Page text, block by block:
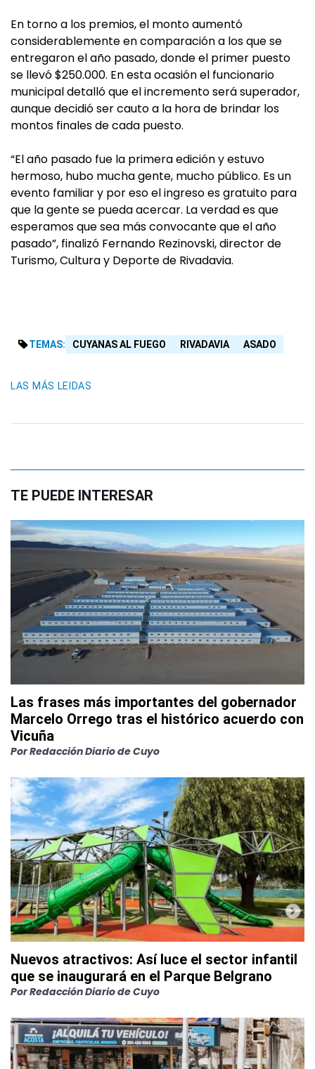
En torno a los premios, el monto aumentó
considerablemente en comparación a los que se
entregaron el año pasado, donde el primer puesto
se llevó $250.000. En esta ocasión el funcionario
municipal detalló que el incremento será superador,
aunque decidió ser cauto a la hora de brindar los
montos finales de cada puesto.
“El año pasado fue la primera edición y estuvo
hermoso, hubo mucha gente, mucho público. Es un
evento familiar y por eso el ingreso es gratuito para
que la gente se pueda acercar. La verdad es que
esperamos que sea más convocante que el año
pasado”, finalizó Fernando Rezinovski, director de
Turismo, Cultura y Deporte de Rivadavia.
TEMAS: CUYANAS AL FUEGO RIVADAVIA ASADO
LAS MÁS LEIDAS
TE PUEDE INTERESAR
Las frases más importantes del gobernador
Marcelo Orrego tras el histórico acuerdo con
Vicuña
PorRedacción Diario de Cuyo
Nuevos atractivos: Así luce el sector infantil
que se inaugurará en el Parque Belgrano
PorRedacción Diario de Cuyo